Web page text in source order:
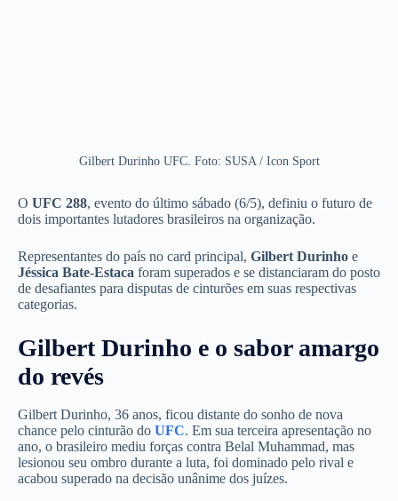
Gilbert Durinho UFC. Foto: SUSA / Icon Sport
O UFC 288, evento do último sábado (6/5), definiu o futuro de
dois importantes lutadores brasileiros na organização.
Representantes do país no card principal, Gilbert Durinho e
Jéssica Bate-Estaca foram superados e se distanciaram do posto
de desafiantes para disputas de cinturões em suas respectivas
categorias.
Gilbert Durinho e o sabor amargo
do revés
Gilbert Durinho, 36 anos, ficou distante do sonho de nova
chance pelo cinturão do UFC. Em sua terceira apresentação no
ano, o brasileiro mediu forças contra Belal Muhammad, mas
lesionou seu ombro durante a luta, foi dominado pelo rival e
acabou superado na decisão unânime dos juízes.